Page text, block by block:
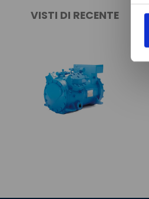
VISTI DI RECENTE